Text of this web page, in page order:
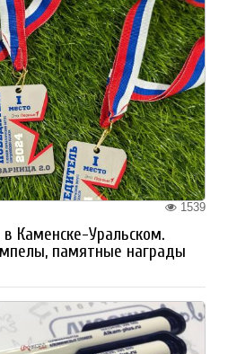
1539
Каменске-Уральском.
памятные награды